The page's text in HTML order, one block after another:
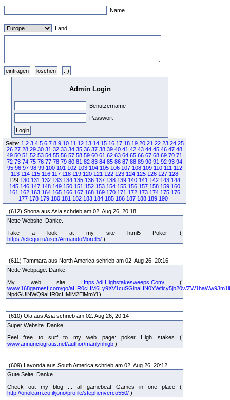
Name
Land
Admin Login
Benutzername
Passwort
Seite: 1 2 3 4 5 6 7 8 9 10 11 12 13 14 15 16 17 18 19 20 21 22 23 24 25
26 27 28 29 30 31 32 33 34 35 36 37 38 39 40 41 42 43 44 45 46 47 48
49 50 51 52 53 54 55 56 57 58 59 60 61 62 63 64 65 66 67 68 69 70 71
72 73 74 75 76 77 78 79 80 81 82 83 84 85 86 87 88 89 90 91 92 93 94
95 96 97 98 99 100 101 102 103 104 105 106 107 108 109 110 111 112
113 114 115 116 117 118 119 120 121 122 123 124 125 126 127 128
129 130 131 132 133 134 135 136 137 138 139 140 141 142 143 144
145 146 147 148 149 150 151 152 153 154 155 156 157 158 159 160
161 162 163 164 165 166 167 168 169 170 171 172 173 174 175 176
177 178 179 180 181 182 183 184 185 186 187 188 189 190
(612) Shona aus Asia schrieb am 02. Aug 26, 20:18
Nette Website. Danke.
Take a look at my site html5 Poker (
https://clicgo.ru/user/ArmandoMorell5/ )
(611) Tammara aus North America schrieb am 02. Aug 26, 20:16
Nette Webpage. Danke.
My web site
Https://dl.Highstakesweeps.Com/(
www.168gamesf.com/go/aHR0cHM6Ly9XV1cuSGlnaHN0YWtlcy5jb20v/
NpdGUlNWQ9aHR0cHMlM2ElMmYl )
(610) Ola aus Asia schrieb am 02. Aug 26, 20:14
Super Website. Danke.
Feel free to surf to my web page: poker High stakes (
www.annunciogratis.net/author/marilynhigb )
(609) Lavonda aus South America schrieb am 02. Aug 26, 20:12
Gute Seite. Danke.
Check out my blog ... all gamebeat Games in one place (
http://onolearn.co.il/jono/profile/stephenverco550/ )